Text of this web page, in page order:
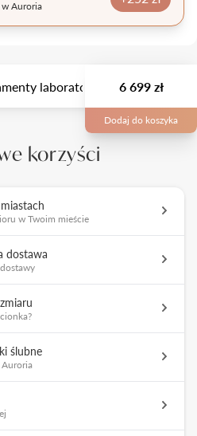
Auroria
laboratoryjne Wielkość
6 699 zł
Dodaj do koszyka
korzyści
w Twoim mieście
dostawa
ślubne